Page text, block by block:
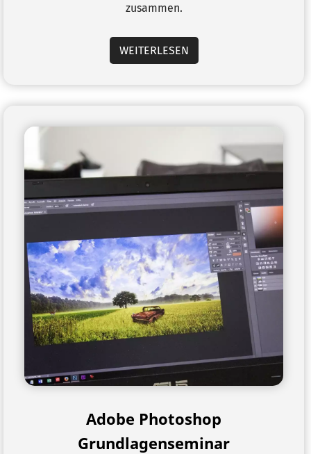
zusammen.
WEITERLESEN
Adobe Photoshop
Grundlagenseminar